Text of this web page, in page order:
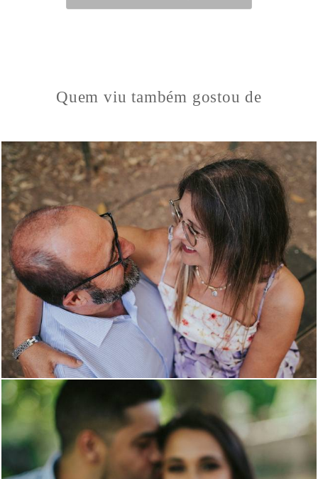
Quem viu também gostou de
34